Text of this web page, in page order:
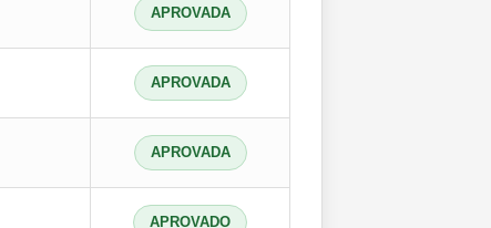
APROVADA
APROVADA
APROVADA
APROVADO